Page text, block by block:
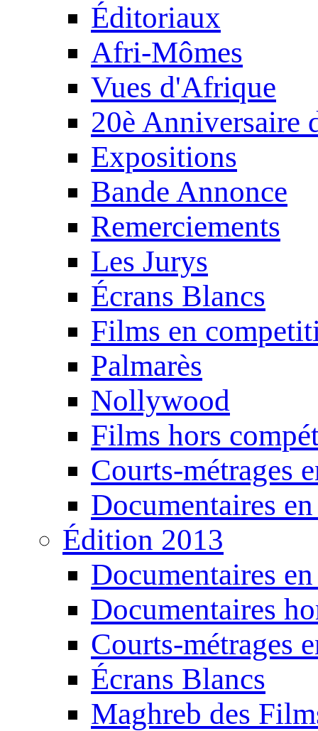
Éditoriaux
Afri-Mômes
Vues d'Afrique
20è Anniversaire
Expositions
Bande Annonce
Remerciements
Les Jurys
Écrans Blancs
Films en
Palmarès
Nollywood
Films hors
Courts-métrages
Documentaires
Édition 2013
Documentaires
Documentaires
Courts-métrages
Écrans Blancs
Maghreb des